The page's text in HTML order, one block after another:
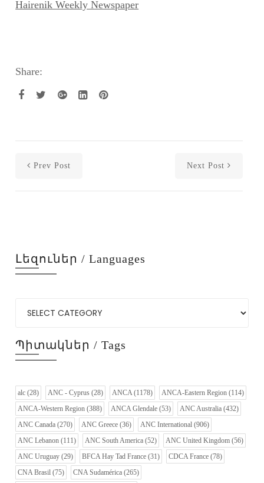
Hairenik Weekly Newspaper
Share:
Prev Post Next Post
Լեզուներ / Languages
Պիտակներ / Tags
alc (28) ANC - Cyprus (28) ANCA(1178) ANCA-Eastern Region (114)
ANCA-Western Region (388) ANCA Glendale (53) ANC Australia (432)
ANC Canada (270) ANC Greece (36) ANC International (906)
ANC Lebanon (111) ANC South America (52) ANC United Kingdom (56)
ANC Uruguay (29) BFCA Hay Tad France (31) CDCA France (78)
CNA Brasil (75) CNA Sudamérica (265)